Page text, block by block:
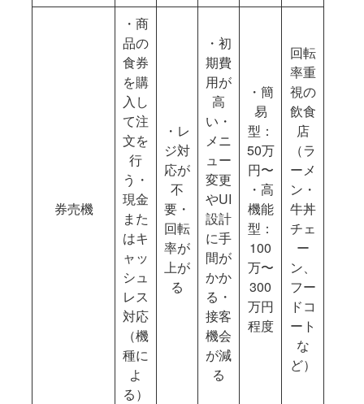
券売機
・商
品の
食券
を購
入し
て注
文を
行
う・
現金
また
はキ
ャッ
シュ
レス
対応
（機
種に
よ
る）
・レ
ジ対
応が
不
要・
回転
率が
上が
る
・初
期費
用が
高
い・
メニ
ュー
変更
やUI
設計
に手
間が
かか
る・
接客
機会
が減
る
・簡
易
型：
50万
円〜
・高
機能
型：
100
万〜
300
万円
程度
回転
率重
視の
飲食
店
（ラ
ーメ
ン・
牛丼
チェ
ー
ン、
フー
ドコ
ート
な
ど）